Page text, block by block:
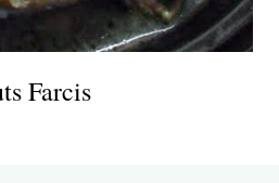
Farcis